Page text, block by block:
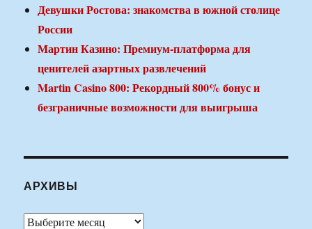
Девушки Ростова: знакомства в южной столице
России
Мартин Казино: Премиум-платформа для
ценителей азартных развлечений
Martin Casino 800: Рекордный 800% бонус и
безграничные возможности для выигрыша
АРХИВЫ
Архивы